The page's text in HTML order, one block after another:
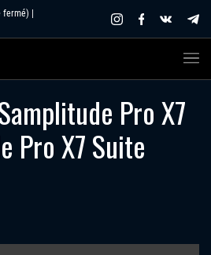
|
Pro X7
Pro X7 Suite